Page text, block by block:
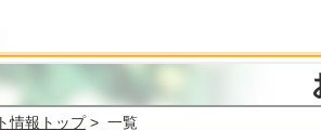
情報トップ> 一覧